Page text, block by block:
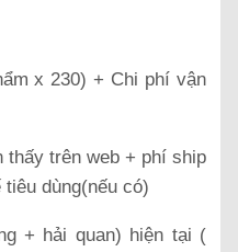
x 230) + Chi phí vận
thấy trên web + phí ship
dùng(nếu có)
+ hải quan) hiện tại (